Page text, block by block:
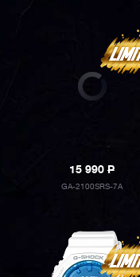
15 990P
GA-2100SRS-7A